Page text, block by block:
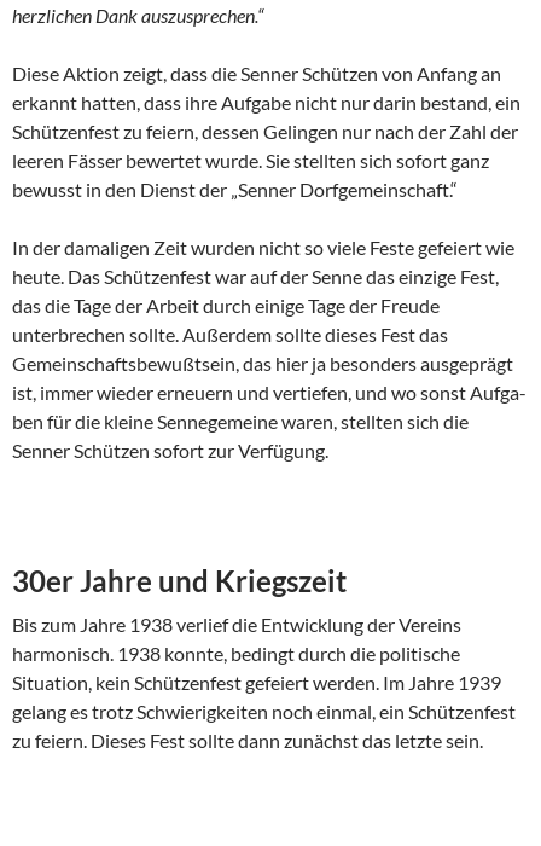
herzlichen Dank aus­zusprechen.“
Diese Aktion zeigt, dass die Senner Schützen von Anfang an
erkannt hatten, dass ihre Aufgabe nicht nur darin bestand, ein
Schützenfest zu feiern, dessen Gelingen nur nach der Zahl der
leeren Fässer bewertet wurde. Sie stellten sich sofort ganz
bewusst in den Dienst der „Senner Dorfgemeinschaft.“
In der damaligen Zeit wurden nicht so viele Feste gefeiert wie
heute. Das Schützenfest war auf der Senne das einzige Fest,
das die Tage der Arbeit durch einige Tage der Freude
unterbrechen sollte. Außerdem sollte dieses Fest das
Gemeinschaftsbewußtsein, das hier ja besonders aus­geprägt
ist, immer wieder erneuern und vertiefen, und wo sonst Aufga­
ben für die kleine Sennegemeine waren, stellten sich die
Senner Schüt­zen sofort zur Verfügung.
30er Jahre und Kriegszeit
Bis zum Jahre 1938 verlief die Entwicklung der Vereins
harmonisch. 1938 konnte, bedingt durch die politische
Situation, kein Schützenfest gefeiert werden. Im Jahre 1939
gelang es trotz Schwierigkeiten noch einmal, ein Schützenfest
zu feiern. Dieses Fest sollte dann zunächst das letzte sein.